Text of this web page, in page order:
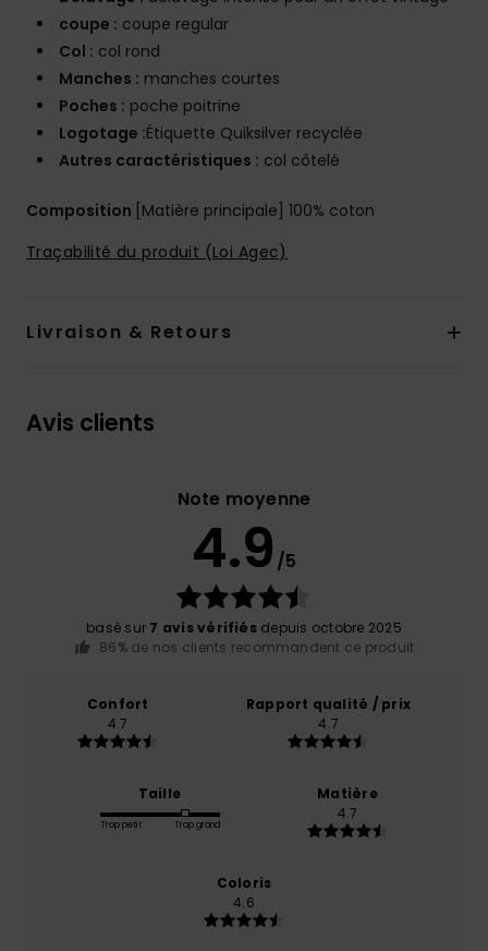
coupe : coupe regular
Col : col rond
Manches : manches courtes
Poches : poche poitrine
Logotage :Étiquette Quiksilver recyclée
Autres caractéristiques : col côtelé
Composition [Matière principale] 100% coton
Traçabilité du produit (Loi Agec)
Livraison & Retours
Avis clients
Note moyenne
4.9 /5
basé sur 7 avis vérifiésdepuis octobre 2025
86% de nos clients recommandent ce produit
Confort
4.7
Rapport qualité / prix
4.7
Taille
Trop petit Trop grand
Matière
4.7
Coloris
4.6